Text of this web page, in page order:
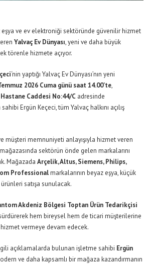
eşya ve ev elektroniği sektöründe güvenilir hizmet
Yalvaç Ev Dünyası, yeni ve daha büyük
törenle hizmete açıyor.
‘nin yaptığı Yalvaç Ev Dünyası’nın yeni
2026 Cuma günü saat 14.00’te,
Caddesi No:44/C adresinde
Ergün Keçeci, tüm Yalvaç halkını açılış
müşteri memnuniyeti anlayışıyla hizmet veren
sektörün önde gelen markalarını
Mağazada Arçelik, Altus, Siemens, Philips,
Professionalmarkalarının beyaz eşya, küçük
satışa sunulacak.
Akdeniz Bölgesi Toptan Ürün Tedarikçisi
hem bireysel hem de ticari müşterilerine
vermeye devam edecek.
açıklamalarda bulunan işletme sahibi Ergün
ve daha kapsamlı bir mağaza kazandırmanın